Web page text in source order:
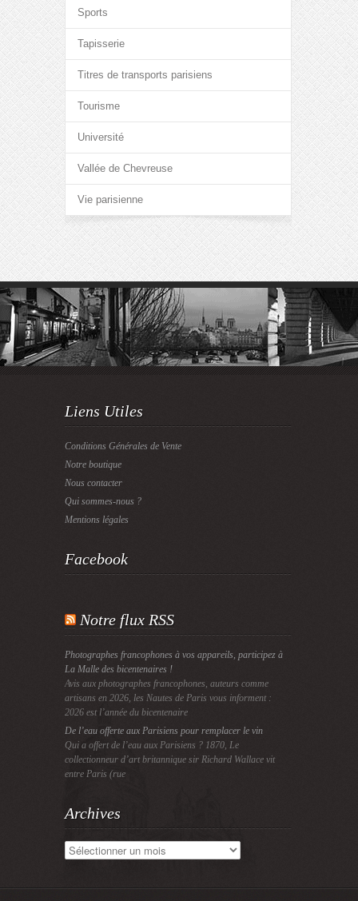
Sports
Tapisserie
Titres de transports parisiens
Tourisme
Université
Vallée de Chevreuse
Vie parisienne
Liens Utiles
Conditions Générales de Vente
Notre boutique
Nous contacter
Qui sommes-nous ?
Mentions légales
Facebook
Notre flux RSS
Photographes francophones à vos appareils, participez à
La Malle des bicentenaires !
Avis aux photographes francophones, auteurs comme
artisans en 2026, les Nautes de Paris vous informent :
2026 est l’année du bicentenaire
De l’eau offerte aux Parisiens pour remplacer le vin
Qui a offert de l’eau aux Parisiens ? 1870, Le
collectionneur d’art britannique sir Richard Wallace vit
entre Paris (rue
Archives
Archives